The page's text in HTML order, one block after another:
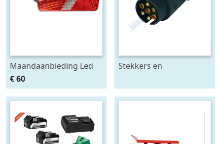
Maandaanbieding Led
achterlicht 12-24V links
m. breedtelamp
€ 60
Stekkers en